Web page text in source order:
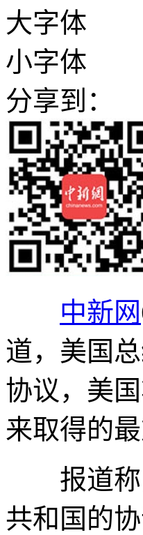
大字体
小字体
分享到：
中新网
道，美国
协议，美
来取得的最
报道称
共和国的